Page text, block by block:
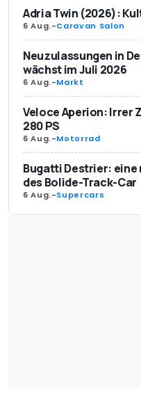
Adria Twin (2026):
6 Aug.-Caravan Salon
Neuzulassungen in
wächst im Juli 2026
6 Aug.-Markt
Veloce Aperion: Irrer
280 PS
6 Aug.-Motorrad
Bugatti Destrier: eine
des Bolide-Track-Car
6 Aug.-Supercars